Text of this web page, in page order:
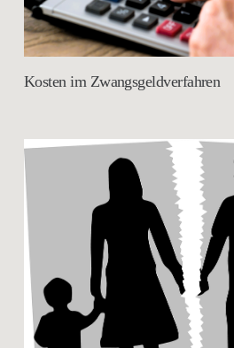
Kosten im Zwangsgeldverfahren